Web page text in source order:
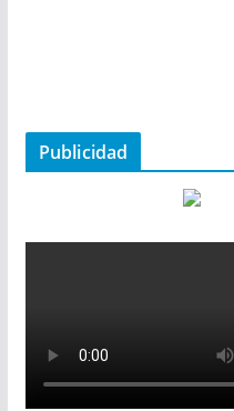
Publicidad